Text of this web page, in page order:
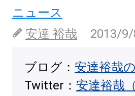
ニュース
安達 裕哉
2013/
ブログ： 安達裕哉
Twitter： 安達裕哉